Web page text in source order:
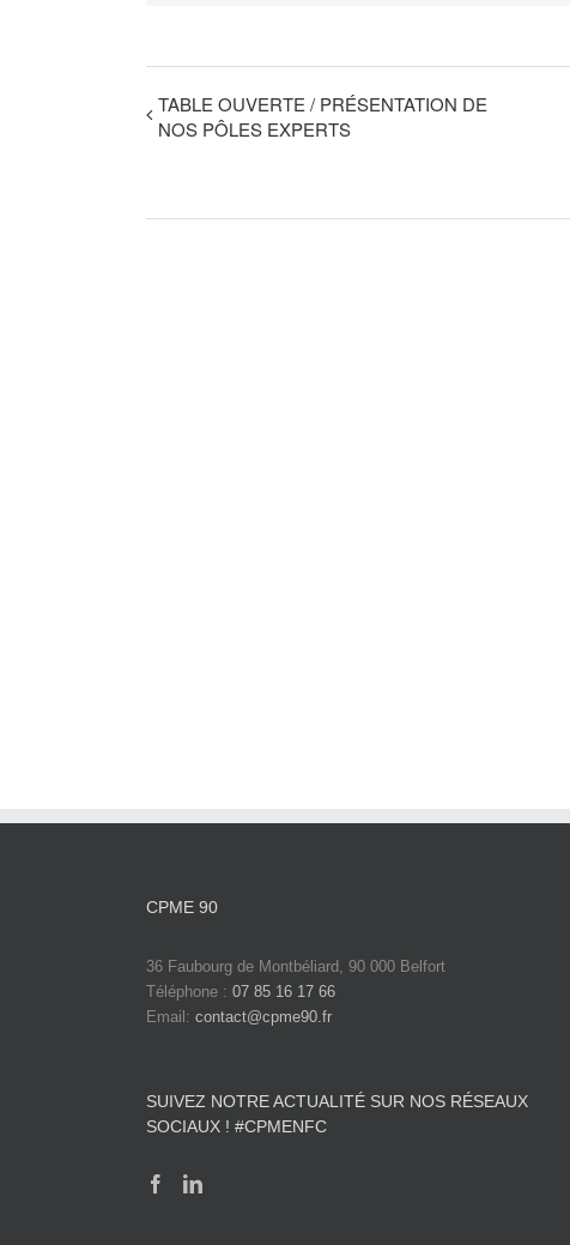
TABLE OUVERTE / PRÉSENTATION DE
NOS PÔLES EXPERTS
CPME 90
36 Faubourg de Montbéliard, 90 000 Belfort
Téléphone : 07 85 16 17 66
Email: contact@cpme90.fr
SUIVEZ NOTRE ACTUALITÉ SUR NOS RÉSEAUX
SOCIAUX ! #CPMENFC